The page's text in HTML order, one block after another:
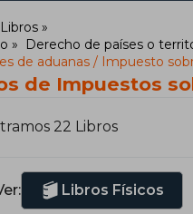
Libros
Derecho de países o
de aduanas / Impuesto
de Impuestos
22 Libros
Libros Físicos